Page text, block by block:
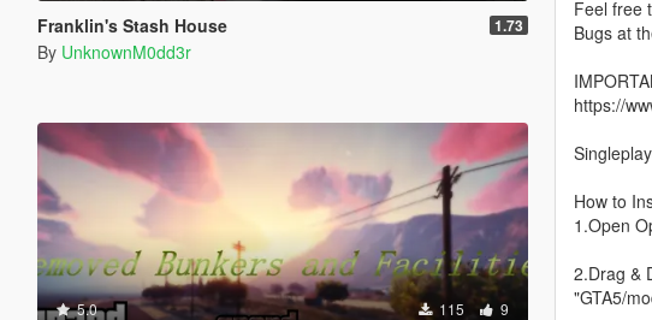
Franklin's Stash House 1.73
By UnknownM0dd3r
5.0 115 9
Feel free
Bugs at
https://
How to
1.Open
2.Drag &
"GTA5/